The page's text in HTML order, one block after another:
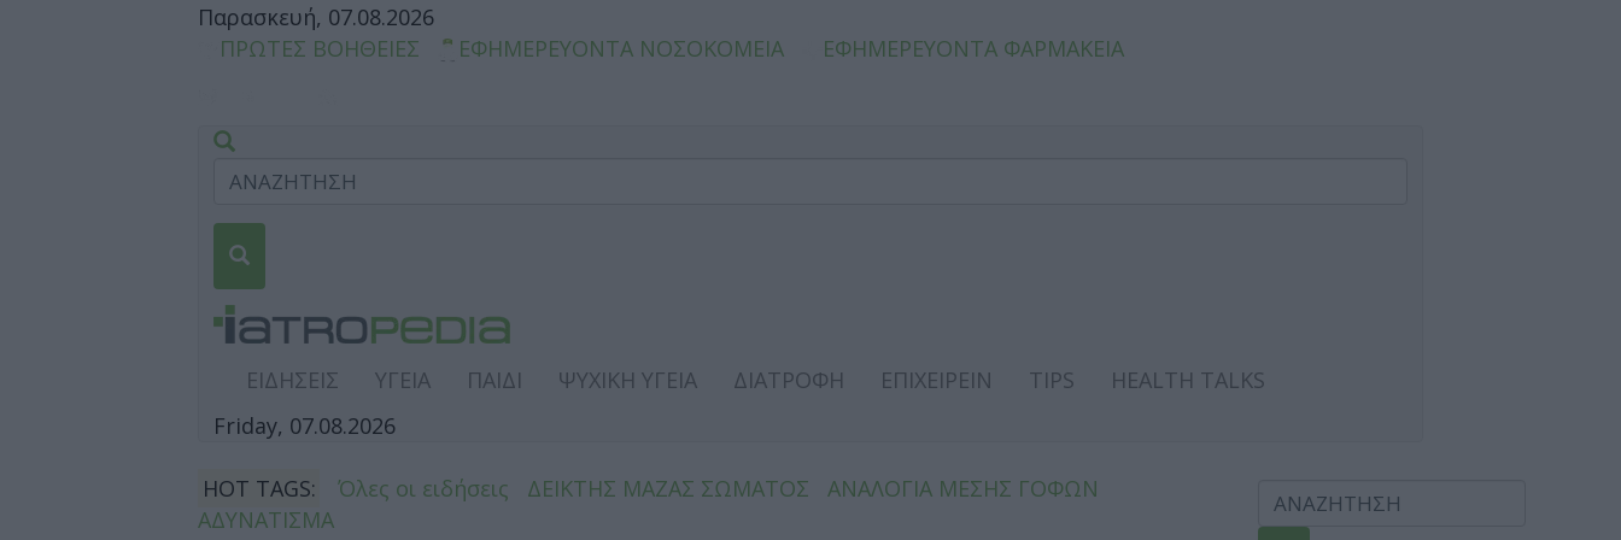
Παρασκευή, 07.08.2026
ΠΡΩΤΕΣ ΒΟΗΘΕΙΕΣ
ΕΦΗΜΕΡΕΥΟΝΤΑ ΝΟΣΟΚΟΜΕΙΑ ΕΦΗΜΕΡΕΥΟΝΤΑ ΦΑΡΜΑΚΕΙΑ
ΕΙΔΗΣΕΙΣ ΥΓΕΙΑ ΠΑΙΔΙ ΨΥΧΙΚΗ ΥΓΕΙΑ ΔΙΑΤΡΟΦΗ ΕΠΙΧΕΙΡΕΙΝ TIPS
HEALTH TALKS
Friday, 07.08.2026
HOT TAGS: Όλες οι ειδήσεις ΔΕΙΚΤΗΣ ΜΑΖΑΣ ΣΩΜΑΤΟΣ
ΑΝΑΛΟΓΙΑ ΜΕΣΗΣ ΓΟΦΩΝ
ΑΔΥΝΑΤΙΣΜΑ